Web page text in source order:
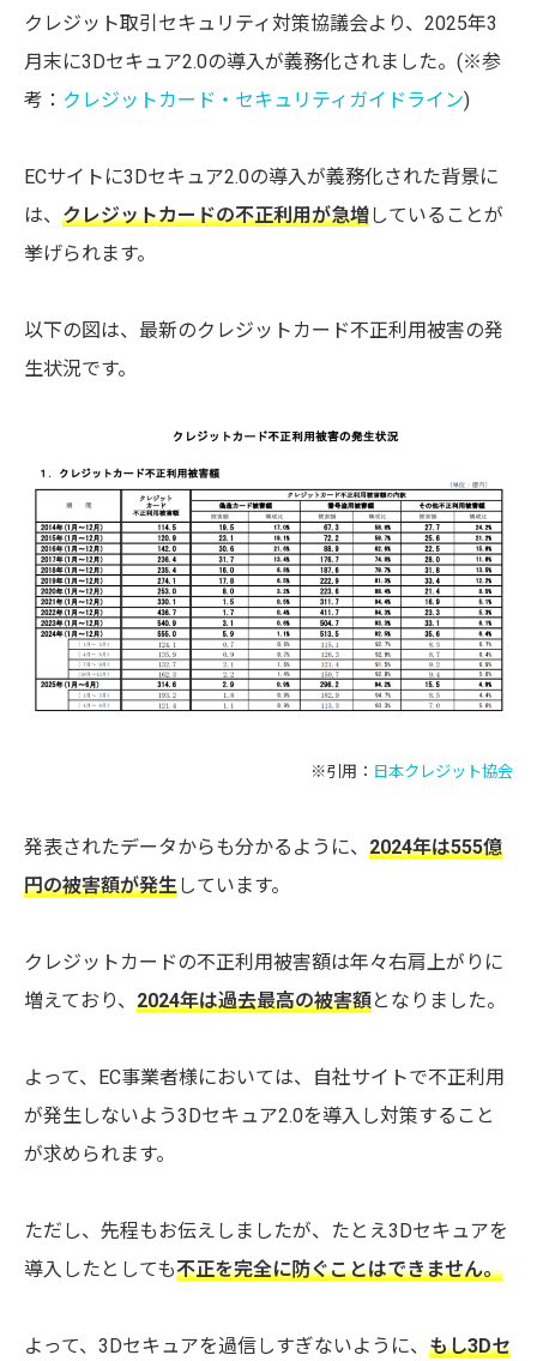
クレジット取引セキュリティ対策協議会より、2025年3
月末に3Dセキュア2.0の導入が義務化されました。(※参
考： クレジットカード・セキュリティガイドライン)
ECサイトに3Dセキュア2.0の導入が義務化された背景に
は、 クレジットカードの不正利用が急増していることが
挙げられます。
以下の図は、最新のクレジットカード不正利用被害の発
生状況です。
※引用： 日本クレジット協会
発表されたデータからも分かるように、 2024年は555億
円の被害額が発生しています。
クレジットカードの不正利用被害額は年々右肩上がりに
増えており、 2024年は過去最高の被害額となりました。
よって、EC事業者様においては、自社サイトで不正利用
が発生しないよう3Dセキュア2.0を導入し対策すること
が求められます。
ただし、先程もお伝えしましたが、たとえ3Dセキュアを
導入したとしても不正を完全に防ぐことはできません。
よって、3Dセキュアを過信しすぎないように、 もし3Dセ